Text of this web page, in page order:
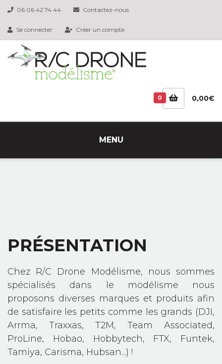
06 06 42 74 44 Contactez-nous
Se connecter Créer un compte
0 0,00€
MENU
PRÉSENTATION
Chez R/C Drone Modélisme, nous sommes
spécialisés dans le modélisme nous
proposons diverses marques et produits afin
de satisfaire les petits comme les grands (DJI,
Arrma, Traxxas, T2M, Team Associated,
ProLine, Hobao, Hobbytech, FTX, Funtek,
Tamiya, Carisma, Hubsan...) !